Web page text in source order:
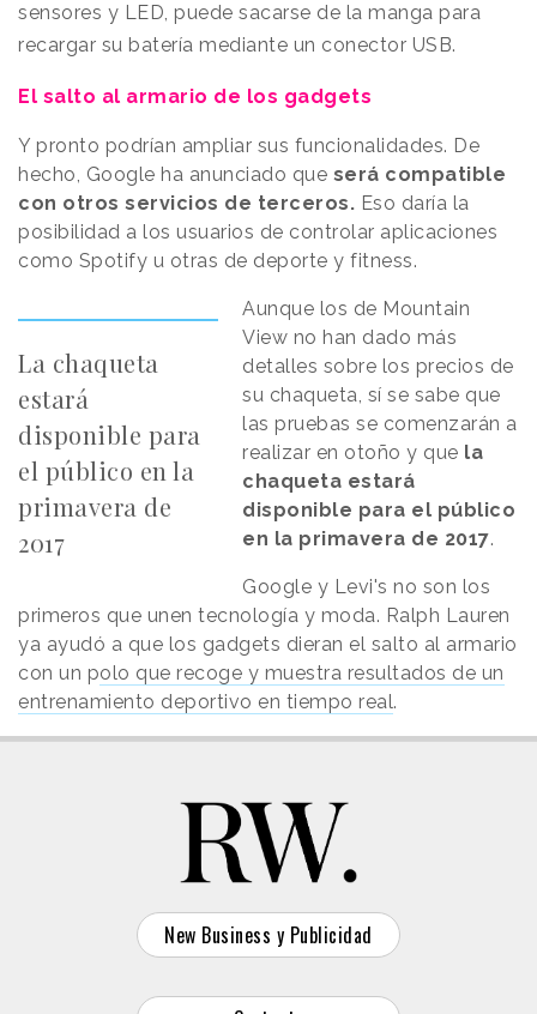
sensores y LED, puede sacarse de la manga para
recargar su batería mediante un conector USB.
El salto al armario de los gadgets
Y pronto podrían ampliar sus funcionalidades. De
hecho, Google ha anunciado que será compatible
con otros servicios de terceros. Eso daría la
posibilidad a los usuarios de controlar aplicaciones
como Spotify u otras de deporte y fitness.
La chaqueta
estará
disponible para
el público en la
primavera de
2017
Aunque los de Mountain
View no han dado más
detalles sobre los precios de
su chaqueta, sí se sabe que
las pruebas se comenzarán a
realizar en otoño y que la
chaqueta estará
disponible para el público
en la primavera de 2017.
Google y Levi's no son los
primeros que unen tecnología y moda. Ralph Lauren
ya ayudó a que los gadgets dieran el salto al armario
con un polo que recoge y muestra resultados de un
entrenamiento deportivo en tiempo real.
New Business y Publicidad